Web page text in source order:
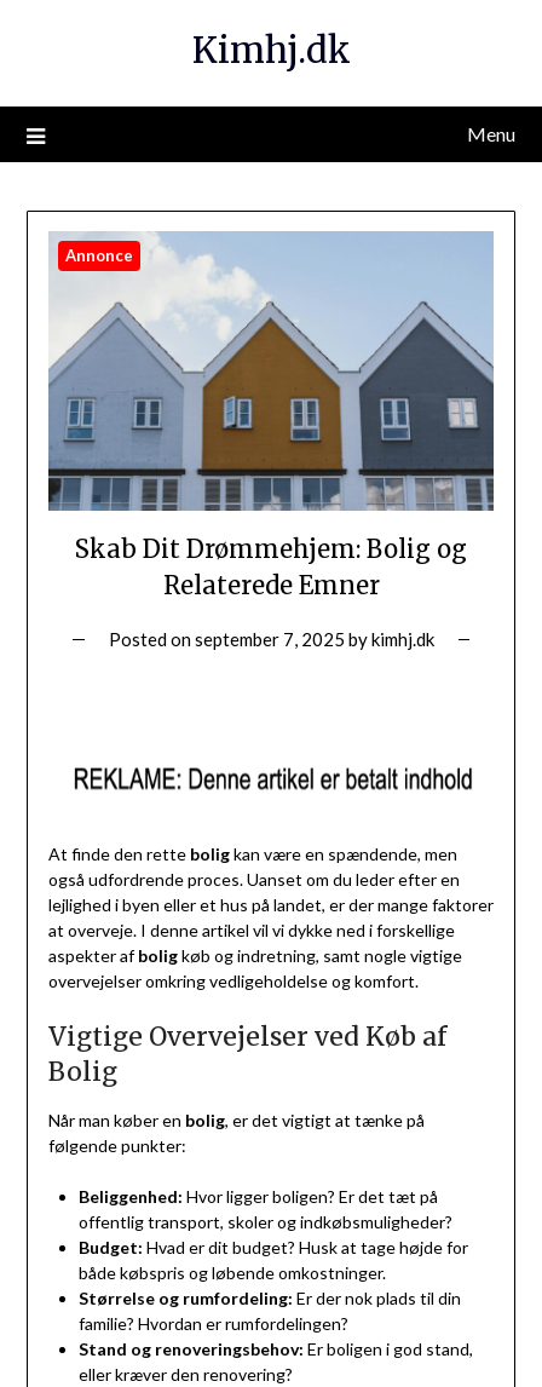
Kimhj.dk
Menu
Annonce
Skab Dit Drømmehjem: Bolig og
Relaterede Emner
Posted onseptember 7, 2025 bykimhj.dk
At finde den rette boligkan være en spændende, men
også udfordrende proces. Uanset om du leder efter en
lejlighed i byen eller et hus på landet, er der mange faktorer
at overveje. I denne artikel vil vi dykke ned i forskellige
aspekter afboligkøb og indretning, samt nogle vigtige
overvejelser omkring vedligeholdelse og komfort.
Vigtige Overvejelser ved Køb af
Bolig
Når man køber en bolig, er det vigtigt at tænke på
følgende punkter:
Beliggenhed: Hvor ligger boligen? Er det tæt på
offentlig transport, skoler og indkøbsmuligheder?
Budget: Hvad er dit budget? Husk at tage højde for
både købspris og løbende omkostninger.
Størrelse og rumfordeling: Er der nok plads til din
familie? Hvordan er rumfordelingen?
Stand og renoveringsbehov: Er boligen i god stand,
eller kræver den renovering?